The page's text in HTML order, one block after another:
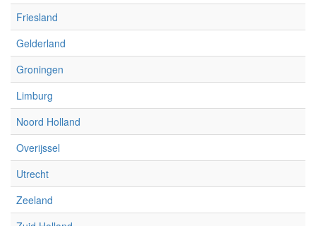
Friesland
Gelderland
Groningen
Limburg
Noord Holland
Overijssel
Utrecht
Zeeland